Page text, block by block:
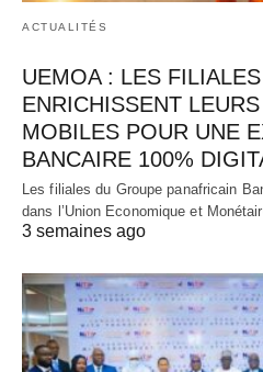
ACTUALITÉS
UEMOA : LES
ENRICHISSENT
MOBILES POUR UNE
BANCAIRE 100%
Les filiales du Groupe panafricain
dans l’Union Economique et
3 semaines ago